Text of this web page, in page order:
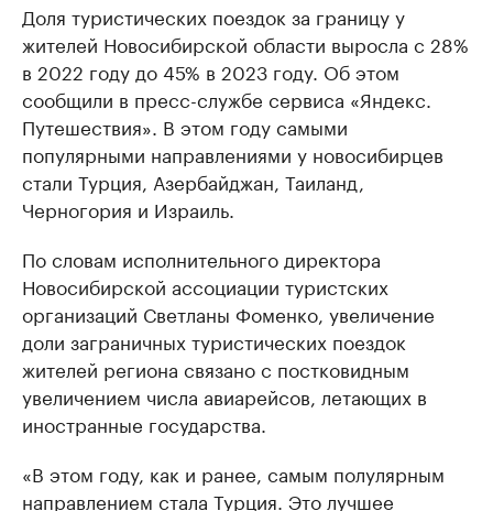
Доля туристических поездок за границу у
жителей Новосибирской области выросла с 28%
в 2022 году до 45% в 2023 году. Об этом
сообщили в пресс-службе сервиса «Яндекс.
Путешествия». В этом году самыми
популярными направлениями у новосибирцев
стали Турция, Азербайджан, Таиланд,
Черногория и Израиль.
По словам исполнительного директора
Новосибирской ассоциации туристских
организаций Светланы Фоменко, увеличение
доли заграничных туристических поездок
жителей региона связано с постковидным
увеличением числа авиарейсов, летающих в
иностранные государства.
«В этом году, как и ранее, самым полулярным
направлением стала Турция. Это лучшее